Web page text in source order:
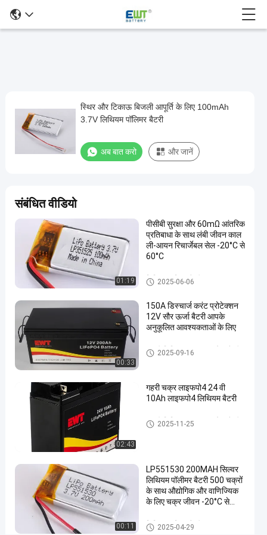
स्थिर
और
टिकाऊ
के
लिए
100mAh
3.7V
लिथियम
पॉलिमर
लिथियम
पॉलिमर
बैटरी
111
विचार
अब बात करो
#
पॉलिमर
बैटरी
#
लिथियम
आयन
लिथियम
पॉलिमर
स्थिर और टिकाऊ बिजली आपूर्ति के लिए 100mAh
3.7V लिथियम पॉलिमर बैटरी
अब बात करो और जानें
संबंधित वीडियो
01:19
पीसीबी सुरक्षा और 60mΩ आंतरिक
प्रतिबाधा के साथ लंबी जीवन काल
ली-आयन रिचार्जेबल सेल -20°C से
60°C
लिथियम पॉलिमर बैटरी
2025-06-06
00:33
150A डिस्चार्ज करंट प्रोटेक्शन
12V सौर ऊर्जा बैटरी आपके
अनुकूलित आवश्यकताओं के लिए
12 वी लिथियम आयरन फॉस्फेट बैटरी
2025-09-16
02:43
गहरी चक्र लाइफपो4 24 वी
10Ah लाइफपो4 लिथियम बैटरी
24 वी लिथियम आयरन फॉस्फेट बैटरी
2025-11-25
00:11
LP551530 200MAH सिल्वर
लिथियम पॉलीमर बैटरी 500 चक्रों
के साथ औद्योगिक और वाणिज्यिक
के लिए चक्र जीवन -20°C से
लिथियम पॉलिमर बैटरी
2025-04-29